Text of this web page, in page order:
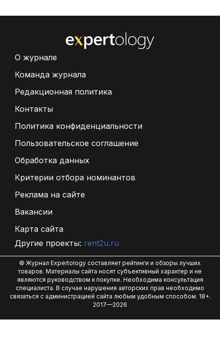
О журнале
Команда журнала
Редакционная политика
Контакты
Политика конфиденциальности
Пользовательское соглашение
Обработка данных
Критерии отбора номинантов
Реклама на сайте
Вакансии
Карта сайта
Другие проекты: rent2u.ru
© Журнал Expertology составляет рейтинги и обзоры лучших
товаров. Материалы сайта носят субъективный характер и не
являются руководством к покупке. Необходима консультация
специалиста. В случае нарушения авторских прав необходимо
связаться с администрацией сайта любым удобным способом. 18+.
2017—2026